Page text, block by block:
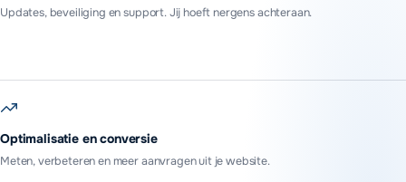
Updates, beveiliging en support. Jij hoeft nergens achteraan.
Optimalisatie en conversie
Meten, verbeteren en meer aanvragen uit je website.